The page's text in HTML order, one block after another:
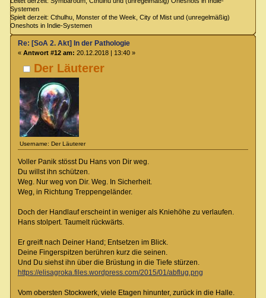
Systemen
Spielt derzeit: Cthulhu, Monster of the Week, City of Mist und (unregelmäßig)
Oneshots in Indie-Systemen
Der Läuterer
Username: Der Läuterer
Re: [SoA 2. Akt] In der Pathologie
« Antwort #12 am: 20.12.2018 | 13:40 »
Voller Panik stösst Du Hans von Dir weg.
Du willst ihn schützen.
Weg. Nur weg von Dir. Weg. In Sicherheit.
Weg, in Richtung Treppengeländer.
Doch der Handlauf erscheint in weniger als Kniehöhe zu verlaufen.
Hans stolpert. Taumelt rückwärts.
Er greift nach Deiner Hand; Entsetzen im Blick.
Deine Fingerspitzen berühren kurz die seinen.
Und Du siehst ihn über die Brüstung in die Tiefe stürzen.
https://elisagroka.files.wordpress.com/2015/01/abflug.png
Vom obersten Stockwerk, viele Etagen hinunter, zurück in die Halle.